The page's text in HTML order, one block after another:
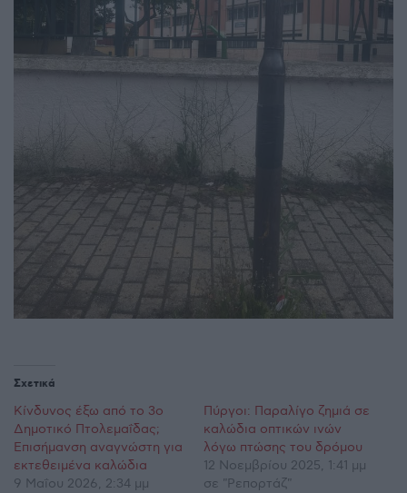
Σχετικά
Κίνδυνος έξω από το 3ο
Δημοτικό Πτολεμαΐδας;
Επισήμανση αναγνώστη για
εκτεθειμένα καλώδια
9 Μαΐου 2026, 2:34 μμ
Πύργοι: Παραλίγο ζημιά σε
καλώδια οπτικών ινών
λόγω πτώσης του δρόμου
12 Νοεμβρίου 2025, 1:41 μμ
σε "Ρεπορτάζ"